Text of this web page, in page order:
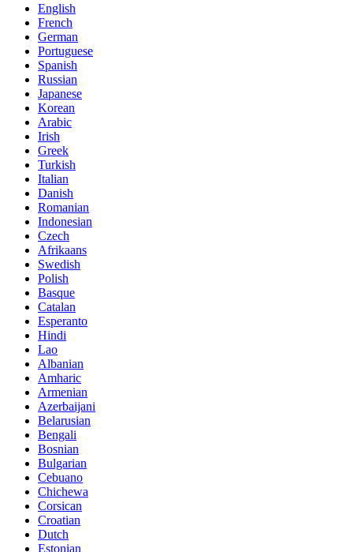
English
French
German
Portuguese
Spanish
Russian
Japanese
Korean
Arabic
Irish
Greek
Turkish
Italian
Danish
Romanian
Indonesian
Czech
Afrikaans
Swedish
Polish
Basque
Catalan
Esperanto
Hindi
Lao
Albanian
Amharic
Armenian
Azerbaijani
Belarusian
Bengali
Bosnian
Bulgarian
Cebuano
Chichewa
Corsican
Croatian
Dutch
Estonian